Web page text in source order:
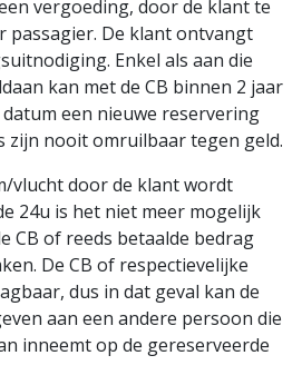
vergoeding, door de klant te
passagier. De klant ontvangt
Enkel als aan die
kan met de CB binnen 2 jaar
een nieuwe reservering
zijn nooit omruilbaar tegen geld.
vlucht door de klant wordt
24u is het niet meer mogelijk
CB of reeds betaalde bedrag
De CB of respectievelijke
dus in dat geval kan de
aan een andere persoon die
inneemt op de gereserveerde